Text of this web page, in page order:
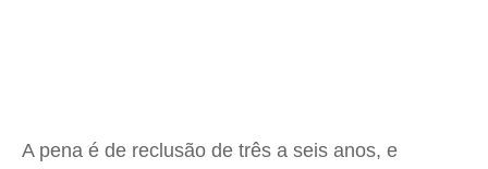
A pena é de reclusão de três a seis anos, e